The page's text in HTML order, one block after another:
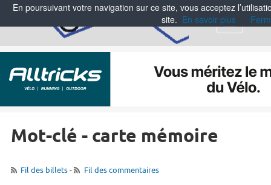
Menu
Mot-clé - carte mémoire
Fil des billets- Fil des commentaires
En poursuivant votre navigation sur ce site, vous acceptez
site. En savoir plus